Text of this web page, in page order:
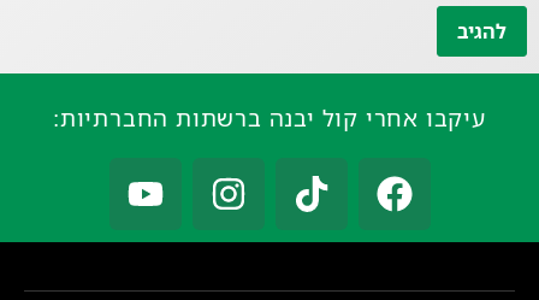
עיקבו אחרי קול יבנה ברשתות החברתיות: